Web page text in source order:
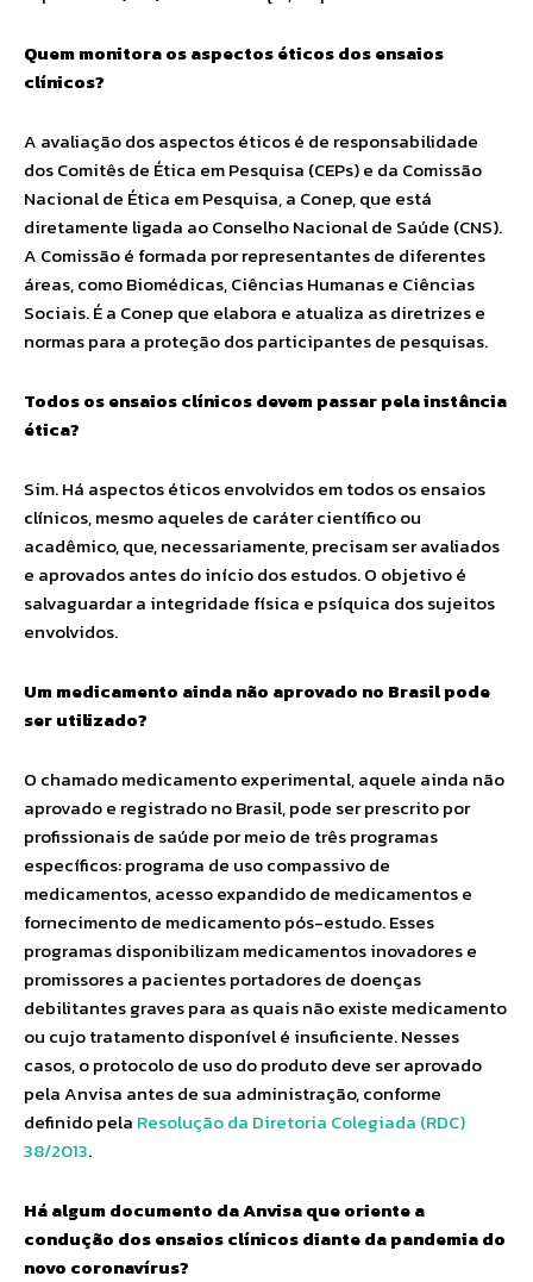
Quem monitora os aspectos éticos dos ensaios
clínicos?
A avaliação dos aspectos éticos é de responsabilidade
dos Comitês de Ética em Pesquisa (CEPs) e da Comissão
Nacional de Ética em Pesquisa, a Conep, que está
diretamente ligada ao Conselho Nacional de Saúde (CNS).
A Comissão é formada por representantes de diferentes
áreas, como Biomédicas, Ciências Humanas e Ciências
Sociais. É a Conep que elabora e atualiza as diretrizes e
normas para a proteção dos participantes de pesquisas.
Todos os ensaios clínicos devem passar pela instância
ética?
Sim. Há aspectos éticos envolvidos em todos os ensaios
clínicos, mesmo aqueles de caráter científico ou
acadêmico, que, necessariamente, precisam ser avaliados
e aprovados antes do início dos estudos. O objetivo é
salvaguardar a integridade física e psíquica dos sujeitos
envolvidos.
Um medicamento ainda não aprovado no Brasil pode
ser utilizado?
O chamado medicamento experimental, aquele ainda não
aprovado e registrado no Brasil, pode ser prescrito por
profissionais de saúde por meio de três programas
específicos: programa de uso compassivo de
medicamentos, acesso expandido de medicamentos e
fornecimento de medicamento pós-estudo. Esses
programas disponibilizam medicamentos inovadores e
promissores a pacientes portadores de doenças
debilitantes graves para as quais não existe medicamento
ou cujo tratamento disponível é insuficiente. Nesses
casos, o protocolo de uso do produto deve ser aprovado
pela Anvisa antes de sua administração, conforme
definido pela Resolução da Diretoria Colegiada (RDC)
38/2013.
Há algum documento da Anvisa que oriente a
condução dos ensaios clínicos diante da pandemia do
novo coronavírus?